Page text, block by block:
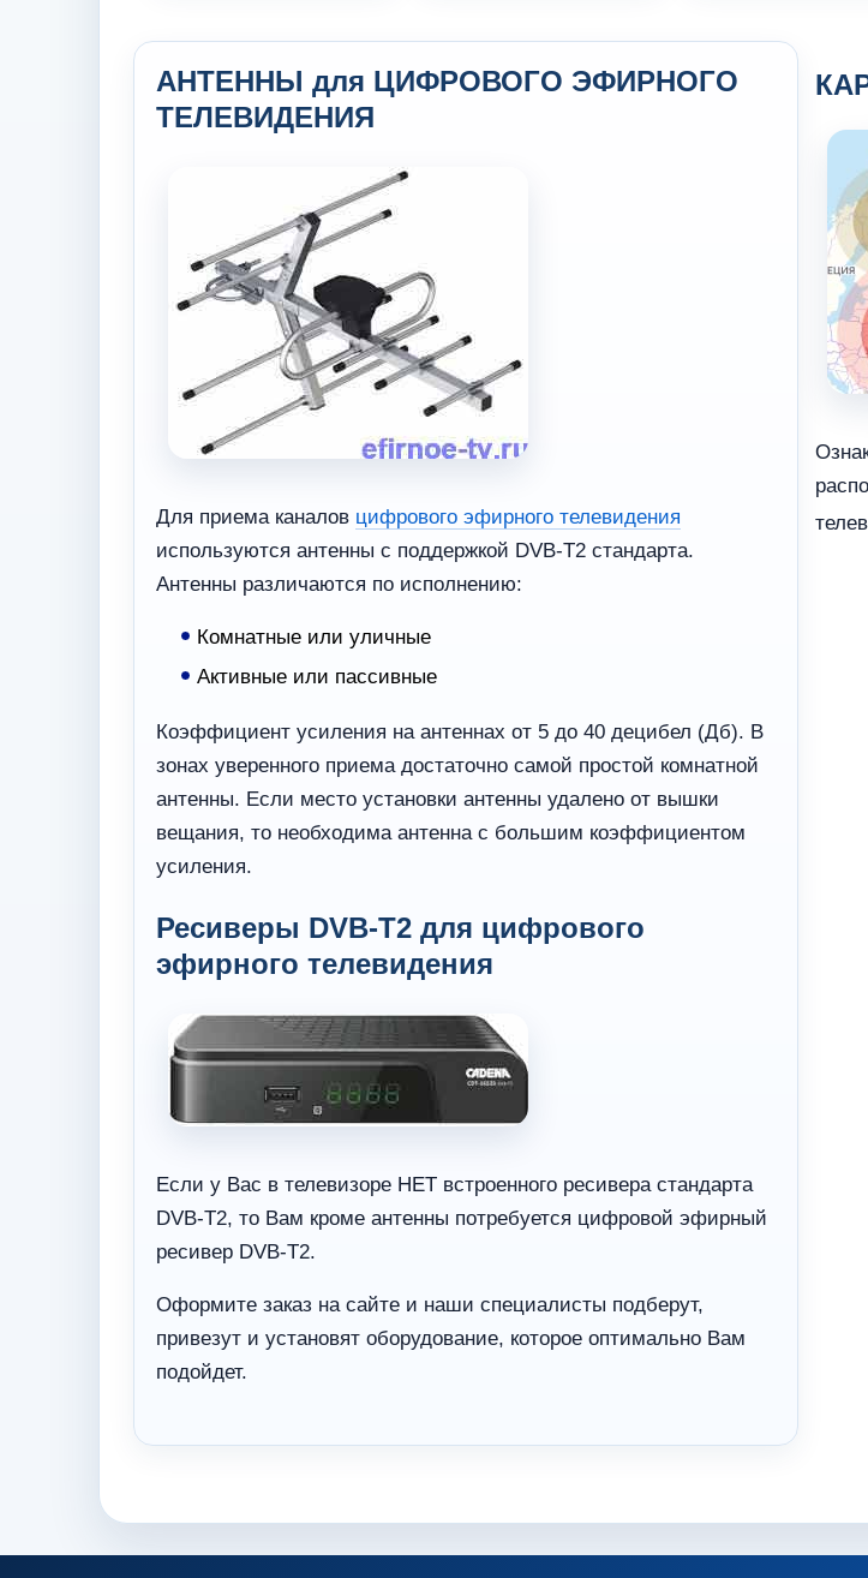
АНТЕННЫ для ЦИФРОВОГО ЭФИРНОГО
ТЕЛЕВИДЕНИЯ
Для приема каналов цифрового эфирного телевидения
используются антенны с поддержкой DVB-T2 стандарта.
Антенны различаются по исполнению:
Комнатные или уличные
Активные или пассивные
Коэффициент усиления на антеннах от 5 до 40 децибел (Дб). В
зонах уверенного приема достаточно самой простой комнатной
антенны. Если место установки антенны удалено от вышки
вещания, то необходима антенна с большим коэффициентом
усиления.
Ресиверы DVB-T2 для цифрового
эфирного телевидения
Если у Вас в телевизоре НЕТ встроенного ресивера стандарта
DVB-T2, то Вам кроме антенны потребуется цифровой эфирный
ресивер DVB-T2.
Оформите заказ на сайте и наши специалисты подберут,
привезут и установят оборудование, которое оптимально Вам
подойдет.